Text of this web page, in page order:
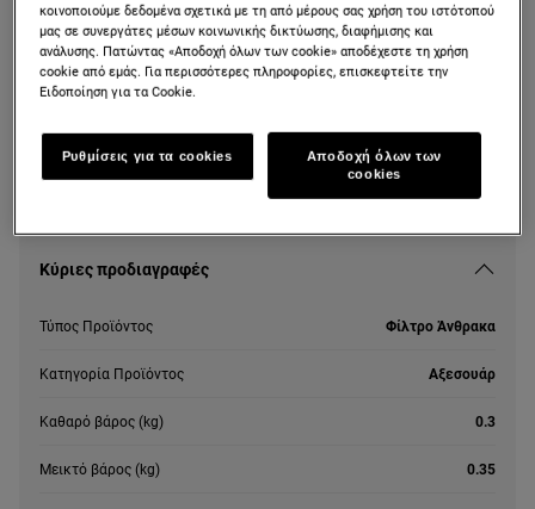
ECFB01ST
Φίλτρο άνθρακα OdourClean Standard
Κύριες προδιαγραφές
Τύπος Προϊόντος Φίλτρο Άνθρακα
Κατηγορία Προϊόντος Αξεσουάρ
Καθαρό βάρος (kg) 0.3
Μεικτό βάρος (kg) 0.35
κοινοποιούμε δεδομένα σχετικά με τη από μέρους σας χρήση του ιστότοπού
μας σε συνεργάτες μέσων κοινωνικής δικτύωσης, διαφήμισης και
ανάλυσης. Πατώντας «Αποδοχή όλων των cookie» αποδέχεστε τη χρήση
cookie από εμάς. Για περισσότερες πληροφορίες, επισκεφτείτε την
Ειδοποίηση για τα Cookie.
Ρυθμίσεις για τα cookies
Αποδοχή όλων των
cookies